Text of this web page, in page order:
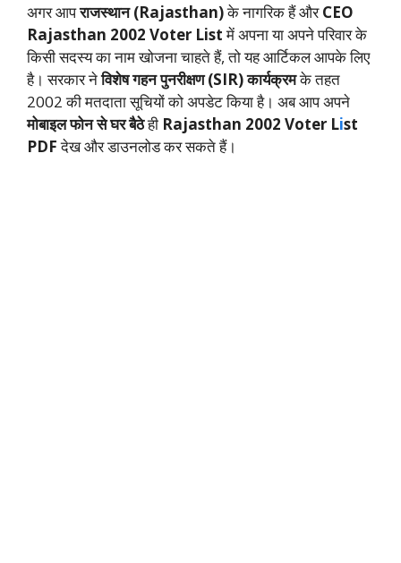
अगर आपराजस्थान (Rajasthan)के नागरिक हैं औरCEO
Rajasthan 2002 Voter Listमें अपना या अपने परिवार के
किसी सदस्य का नाम खोजना चाहते हैं, तो यह आर्टिकल आपके लिए
है। सरकार नेविशेष गहन पुनरीक्षण (SIR) कार्यक्रमके तहत
2002 की मतदाता सूचियों को अपडेट किया है। अब आप अपने
मोबाइल फोन से घर बैठेही Rajasthan 2002 Voter List
PDFदेख और डाउनलोड कर सकते हैं।